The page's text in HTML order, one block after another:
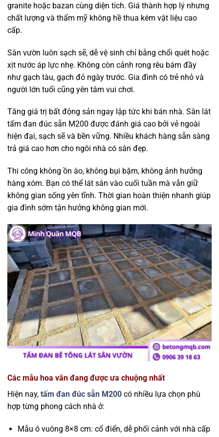
granite hoặc bazan cùng diện tích. Giá thành hợp lý nhưng
chất lượng và thẩm mỹ không hề thua kém vật liệu cao
cấp.
Sân vườn luôn sạch sẽ, dễ vệ sinh chỉ bằng chổi quét hoặc
xịt nước áp lực nhẹ. Không còn cảnh rong rêu bám đầy
như gạch tàu, gạch đỏ ngày trước. Gia đình có trẻ nhỏ và
người lớn tuổi cũng yên tâm vui chơi.
Tăng giá trị bất động sản ngay lập tức khi bán nhà. Sân lát
tấm đan đúc sẵn M200 được đánh giá cao bởi vẻ ngoài
hiện đại, sạch sẽ và bền vững. Nhiều khách hàng sẵn sàng
trả giá cao hơn cho ngôi nhà có sân đẹp.
Thi công không ồn ào, không bụi bặm, không ảnh hưởng
hàng xóm. Bạn có thể lát sân vào cuối tuần mà vẫn giữ
không gian sống yên tĩnh. Thời gian hoàn thiện nhanh giúp
gia đình sớm tận hưởng không gian mới.
Các mẫu hoa văn đang được ưa chuộng nhất
Hiện nay, tấm đan đúc sẵn M200 có nhiều lựa chọn phù
hợp từng phong cách nhà ở:
Mẫu ô vuông 8×8 cm: cổ điển, dễ phối cảnh với nhà cấp